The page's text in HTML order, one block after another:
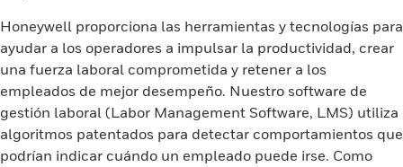
Honeywell proporciona las herramientas y tecnologías para
ayudar a los operadores a impulsar la productividad, crear
una fuerza laboral comprometida y retener a los
empleados de mejor desempeño. Nuestro software de
gestión laboral (Labor Management Software, LMS) utiliza
algoritmos patentados para detectar comportamientos que
podrían indicar cuándo un empleado puede irse. Como